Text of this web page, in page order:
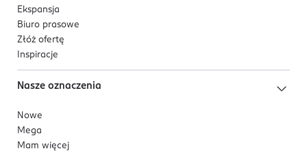
Ekspansja
Biuro prasowe
Złóż ofertę
Inspiracje
Nasze oznaczenia
Nowe
Mega
Mam więcej